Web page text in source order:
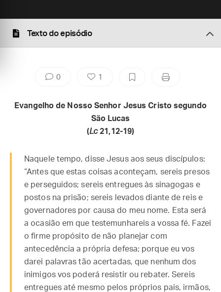
Texto do episódio
0 1
Evangelho de Nosso Senhor Jesus Cristo segundo
São Lucas
(Lc21,12-19)
Naquele tempo, disse Jesus aos seus discípulos:
“Antes que estas coisas aconteçam, sereis presos
e perseguidos; sereis entregues às sinagogas e
postos na prisão; sereis levados diante de reis e
governadores por causa do meu nome. Esta será
a ocasião em que testemunhareis a vossa fé. Fazei
o firme propósito de não planejar com
antecedência a própria defesa; porque eu vos
darei palavras tão acertadas, que nenhum dos
inimigos vos poderá resistir ou rebater. Sereis
entregues até mesmo pelos próprios pais, irmãos,